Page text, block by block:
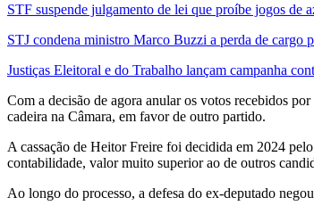
STF suspende julgamento de lei que proíbe jogos de
STJ condena ministro Marco Buzzi a perda de cargo
Justiças Eleitoral e do Trabalho lançam campanha
Com a decisão de agora anular os votos recebidos
cadeira na Câmara, em favor de outro partido.
A cassação de Heitor Freire foi decidida em 2024
contabilidade, valor muito superior ao de outros
Ao longo do processo, a defesa do ex-deputado